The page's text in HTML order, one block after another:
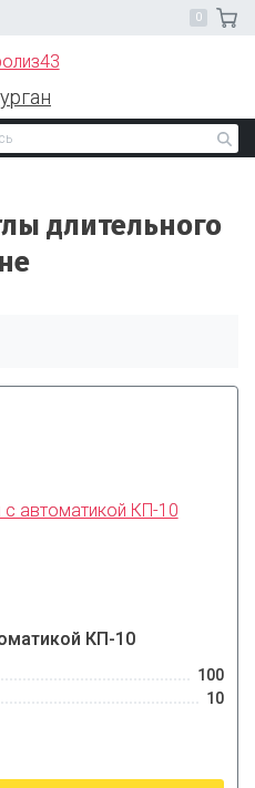
длительного
КП-10
100
10